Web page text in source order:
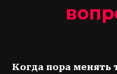
Когда пора менять